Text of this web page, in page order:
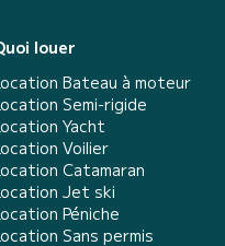
louer
Bateau à moteur
Semi-rigide
Yacht
Voilier
Catamaran
Jet ski
Péniche
Sans permis